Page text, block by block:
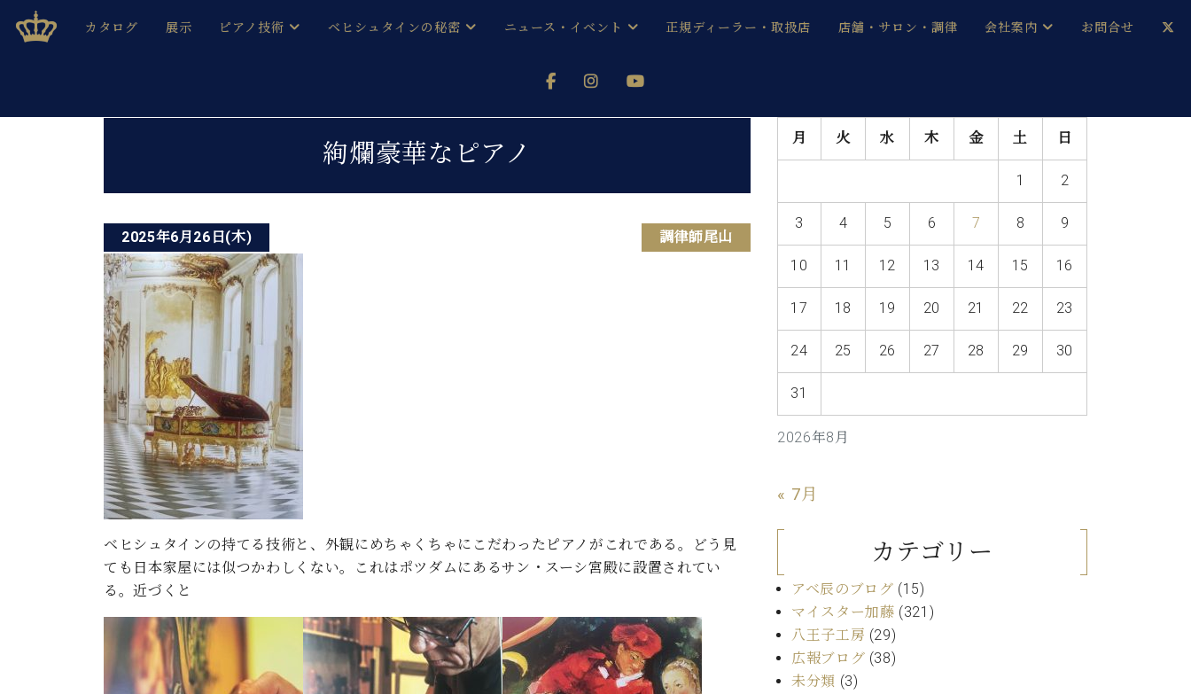
ベヒシュタインジャパン公式サイト
BECHSTEIN JAPAN Official Site
カタログ
C.ベヒシュタイン コンサート/C.ベヒシュタイン レジデンス
C.ベヒシュタイン コンサート
グランドピアノ
C.ベヒシュタイン アカデミー
W.ホフマン トラディション
W.ホフマン ヴィジョン
C.BECHSTEIN Digital(ベヒシュタイン デジタル)
展示 ピアノ技術
み
ピアノ製造番号
ベヒシュタインの秘密
ブランドヒストリー
ニュース・イベント
メルマガ会員登録ご案内
(入荷情報等)
(お知らせ・メディア情報)
正規ディーラー・取扱店 店舗・サロン・調律
ベヒシュタイン・シューレ音楽教室
ベヒシュタイン・セントラム 東京
ホール・スタジオレンタル
ホール・スタジオ空き状況
動画収録サービス
ピアノのコンシェルジュ
セントラム東京のご案内(PDF)
お問い合わせ
本社：八王子・技術営業センター
アーティストカスタマーサービス(調律)
アフターサービス(調律)
お問い合わせ
尾山調律師のブログ Die Musikgasse（音楽の小道）
会社案内
採用情報
ベヒシュタイン・サロン会員
ベヒシュタイン・ジャパンブログ
お問合せ
絢爛豪華なピアノ
2025年6月26日(木) 調律師尾山
ベヒシュタインの持てる技術と、外観にめちゃくちゃにこだわったピアノがこれである。どう見
ても日本家屋には似つかわしくない。これはポツダムにあるサン・スーシ宮殿に設置されてい
る。近づくと
ナ
ビ
ゲ
ー
シ
ョ
ン
2026年8月
月 火 水 木 金 土 日
1 2
3 4 5 6 7 8 9
10 11 12 13 14 15 16
17 18 19 20 21 22 23
24 25 26 27 28 29 30
31
« 7月
カテゴリー
アベ辰のブログ (15)
マイスター加藤 (321)
八王子工房 (29)
広報ブログ (38)
未分類 (3)